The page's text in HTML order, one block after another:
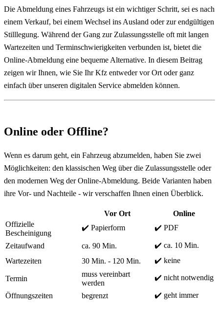
Die Abmeldung eines Fahrzeugs ist ein wichtiger Schritt, sei es nach
einem Verkauf, bei einem Wechsel ins Ausland oder zur endgültigen
Stilllegung. Während der Gang zur Zulassungsstelle oft mit langen
Wartezeiten und Terminschwierigkeiten verbunden ist, bietet die
Online-Abmeldung eine bequeme Alternative. In diesem Beitrag
zeigen wir Ihnen, wie Sie Ihr Kfz entweder vor Ort oder ganz
einfach über unseren digitalen Service abmelden können.
Online oder Offline?
Wenn es darum geht, ein Fahrzeug abzumelden, haben Sie zwei
Möglichkeiten: den klassischen Weg über die Zulassungsstelle oder
den modernen Weg der Online-Abmeldung. Beide Varianten haben
ihre Vor- und Nachteile - wir verschaffen Ihnen einen Überblick.
Vor Ort
Online
Offizielle
Bescheinigung
✔️ Papierform ✔️ PDF
Zeitaufwand ca. 90 Min.
✔️ ca. 10 Min.
Wartezeiten
30 Min. - 120 Min. ✔️ keine
Termin
muss vereinbart
werden
✔️ nicht notwendig
Öffnungszeiten begrenzt ✔️ geht immer